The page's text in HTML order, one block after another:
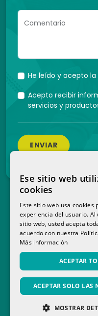
Comentario
He leído y acepto la
Acepto recibir
servicios y
ENVIAR
Contacta Política
Ese sitio web
cookies
Este sitio web usa cookies
experiencia del usuario.
sitio web, usted acepta
acuerdo con nuestra
Más información
ACEPTAR
ACEPTAR SOLO LAS
MOSTRAR